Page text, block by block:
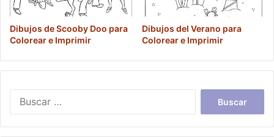
Dibujos de Scooby Doo para
Colorear e Imprimir
Dibujos del Verano para
Colorear e Imprimir